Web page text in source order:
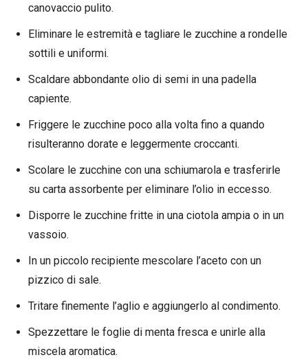
canovaccio pulito.
Eliminare le estremità e tagliare le zucchine a rondelle
sottili e uniformi.
Scaldare abbondante olio di semi in una padella
capiente.
Friggere le zucchine poco alla volta fino a quando
risulteranno dorate e leggermente croccanti.
Scolare le zucchine con una schiumarola e trasferirle
su carta assorbente per eliminare l’olio in eccesso.
Disporre le zucchine fritte in una ciotola ampia o in un
vassoio.
In un piccolo recipiente mescolare l’aceto con un
pizzico di sale.
Tritare finemente l’aglio e aggiungerlo al condimento.
Spezzettare le foglie di menta fresca e unirle alla
miscela aromatica.